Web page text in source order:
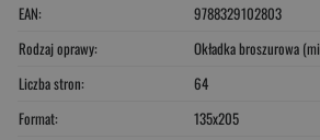
EAN:
9788329102803
Rodzaj oprawy:
Okładka broszurowa
Liczba stron:
64
Format:
135x205